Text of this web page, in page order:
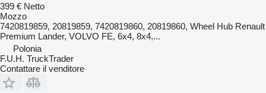
399 € Netto
Mozzo
7420819859, 20819859, 7420819860, 20819860, Wheel Hub Renault
Premium Lander, VOLVO FE, 6x4, 8x4,...
Polonia
F.U.H. TruckTrader
Contattare il venditore